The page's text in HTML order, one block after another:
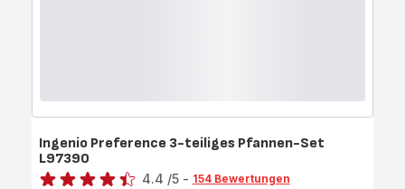
Ingenio Preference 3-teiliges Pfannen-Set
L97390
Bewertung
4.4 /5 - 154 Bewertungen